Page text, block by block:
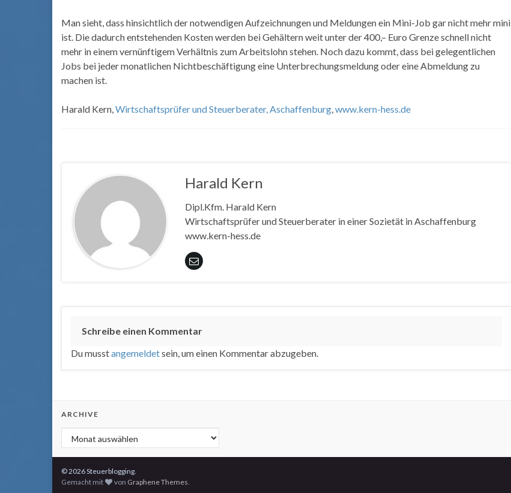
Man sieht, dass hinsichtlich der notwendigen Aufzeichnungen und Meldungen ein Mini-Job gar nicht mehr mini
ist. Die dadurch entstehenden Kosten werden bei Gehältern weit unter der 400,– Euro Grenze schnell nicht
mehr in einem vernünftigem Verhältnis zum Arbeitslohn stehen. Noch dazu kommt, dass bei gelegentlichen
Jobs bei jeder monatlichen Nichtbeschäftigung eine Unterbrechungsmeldung oder eine Abmeldung zu
machen ist.
Harald Kern,Wirtschaftsprüfer und Steuerberater, Aschaffenburg,www.kern-hess.de
Harald Kern
Dipl.Kfm. Harald Kern
Wirtschaftsprüfer und Steuerberater in einer Sozietät in Aschaffenburg
www.kern-hess.de
Schreibe einen Kommentar
Du musstangemeldetsein, um einen Kommentar abzugeben.
ARCHIVE
Archive
© 2026 Steuerblogging.
Gemacht mit
von Graphene Themes.